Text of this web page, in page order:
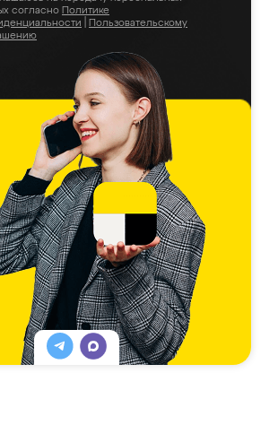
согласно Политике
Пользовательскому